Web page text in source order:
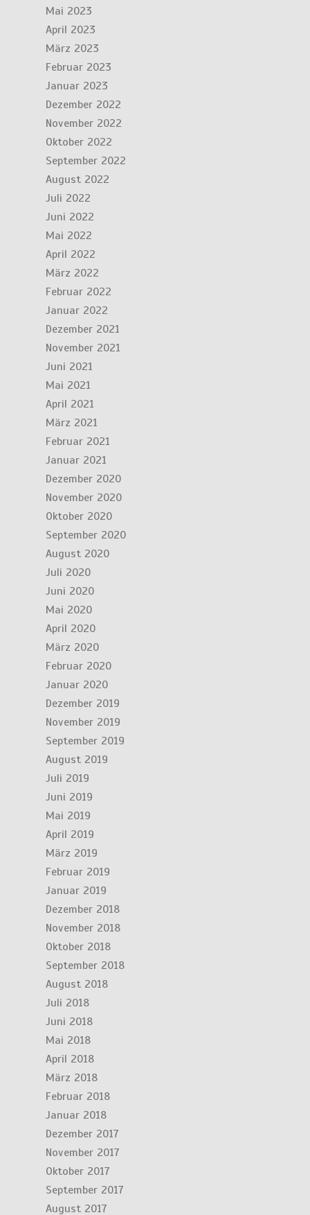
Mai 2023
April 2023
März 2023
Februar 2023
Januar 2023
Dezember 2022
November 2022
Oktober 2022
September 2022
August 2022
Juli 2022
Juni 2022
Mai 2022
April 2022
März 2022
Februar 2022
Januar 2022
Dezember 2021
November 2021
Juni 2021
Mai 2021
April 2021
März 2021
Februar 2021
Januar 2021
Dezember 2020
November 2020
Oktober 2020
September 2020
August 2020
Juli 2020
Juni 2020
Mai 2020
April 2020
März 2020
Februar 2020
Januar 2020
Dezember 2019
November 2019
September 2019
August 2019
Juli 2019
Juni 2019
Mai 2019
April 2019
März 2019
Februar 2019
Januar 2019
Dezember 2018
November 2018
Oktober 2018
September 2018
August 2018
Juli 2018
Juni 2018
Mai 2018
April 2018
März 2018
Februar 2018
Januar 2018
Dezember 2017
November 2017
Oktober 2017
September 2017
August 2017